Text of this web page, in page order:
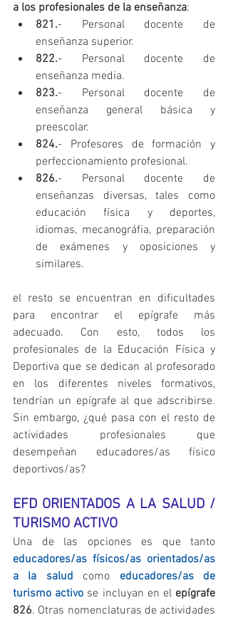
a los profesionales de la enseñanza:
821.- Personal docente de
enseñanza superior.
822.- Personal docente de
enseñanza media.
823.- Personal docente de
enseñanza general básica y
preescolar.
824.- Profesores de formación y
perfeccionamiento profesional.
826.- Personal docente de
enseñanzas diversas, tales como
educación física y deportes,
idiomas, mecanográfia, preparación
de exámenes y oposiciones y
similares.
el resto se encuentran en dificultades
para encontrar el epígrafe más
adecuado. Con esto, todos los
profesionales de la Educación Física y
Deportiva que se dedican al profesorado
en los diferentes niveles formativos,
tendrían un epígrafe al que adscribirse.
Sin embargo, ¿qué pasa con el resto de
actividades profesionales que
desempeñan educadores/as físico
deportivos/as?
EFD ORIENTADOS A LA SALUD /
TURISMO ACTIVO
educadores/as físicos/as orientados/as
a la salud como educadores/as de
turismo activo se incluyan en el epígrafe
826. Otras nomenclaturas de actividades